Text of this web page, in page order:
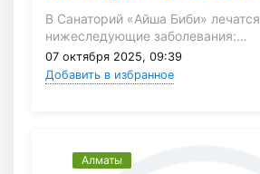
В Санаторий «Айша Биби» лечатся
нижеследующие заболевания:…
07 октября 2025, 09:39
Добавить в избранное
Алматы